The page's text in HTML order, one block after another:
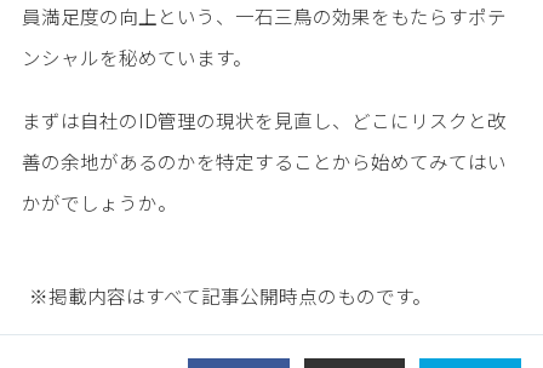
員満足度の向上という、一石三鳥の効果をもたらすポテ
ンシャルを秘めています。
まずは自社のID管理の現状を見直し、どこにリスクと改
善の余地があるのかを特定することから始めてみてはい
かがでしょうか。
※掲載内容はすべて記事公開時点のものです。